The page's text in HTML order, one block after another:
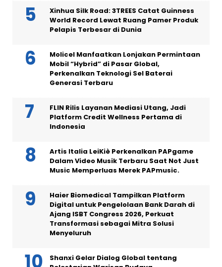
Xinhua Silk Road: 3TREES Catat Guinness
World Record Lewat Ruang Pamer Produk
Pelapis Terbesar di Dunia
Molicel Manfaatkan Lonjakan Permintaan
Mobil “Hybrid” di Pasar Global,
Perkenalkan Teknologi Sel Baterai
Generasi Terbaru
FLIN Rilis Layanan Mediasi Utang, Jadi
Platform Credit Wellness Pertama di
Indonesia
Artis Italia LeiKiè Perkenalkan PAPgame
Dalam Video Musik Terbaru Saat Not Just
Music Memperluas Merek PAPmusic.
Haier Biomedical Tampilkan Platform
Digital untuk Pengelolaan Bank Darah di
Ajang ISBT Congress 2026, Perkuat
Transformasi sebagai Mitra Solusi
Menyeluruh
Shanxi Gelar Dialog Global tentang